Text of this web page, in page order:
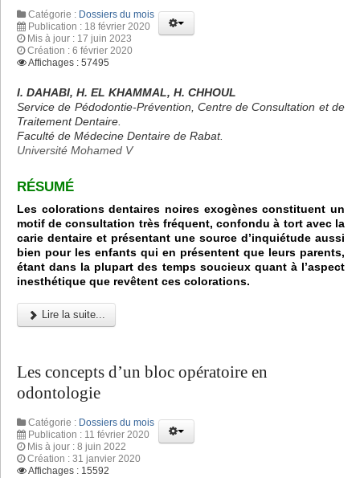
Catégorie : Dossiers du mois
Publication : 18 février 2020
Mis à jour : 17 juin 2023
Création : 6 février 2020
Affichages : 57495
I. DAHABI, H. EL KHAMMAL, H. CHHOUL
Service de Pédodontie-Prévention, Centre de Consultation et de
Traitement Dentaire.
Faculté de Médecine Dentaire de Rabat.
Université Mohamed V
RÉSUMÉ
Les colorations dentaires noires exogènes constituent un
motif de consultation très fréquent, confondu à tort avec la
carie dentaire et présentant une source d’inquiétude aussi
bien pour les enfants qui en présentent que leurs parents,
étant dans la plupart des temps soucieux quant à l’aspect
inesthétique que revêtent ces colorations.
Lire la suite...
Les concepts d’un bloc opératoire en
odontologie
Catégorie : Dossiers du mois
Publication : 11 février 2020
Mis à jour : 8 juin 2022
Création : 31 janvier 2020
Affichages : 15592